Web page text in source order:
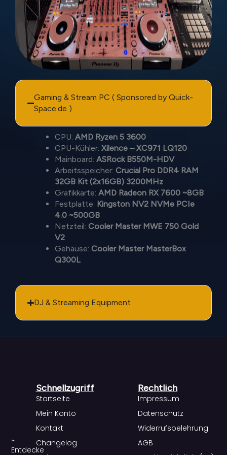
Gaming & Stream PC ( Sponsored by Quick-
Space.de )
CPU: AMD Ryzen 5 3600
CPU-Kühler: Xilence – XC971 LQ120
Mainboard: ASRock B550M-HDV
Arbeitsspeicher: Crucial Pro DDR4 RAM
32GB Kit (2x16GB) 3200MHz
Grafikkarte: AMD Radeon RX 7600 ~8GB
Festplatte: Kingston NV2 NVMe PCIe
4.0 ~500GB
Netzteil: Cooler Master MWE 750 Gold
V2
Gehäuse: Cooler Master MasterBox
Q300L
DJ & Streaming Equipment
Entdecke
Schnellzugriff
Startseite
Mein Konto
Kontakt
Changelog
Rechtlich
Impressum
Datenschutz
Widerrufsbelehrung
AGB